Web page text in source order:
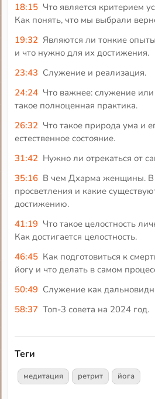
18:15 Что является критерием
Как понять, что мы выбрали
19:32 Являются ли тонкие
и что нужно для их достижения.
23:43 Служение и реализация.
24:24 Что важнее: служение
такое полноценная практика.
26:32 Что такое природа ума и
естественное состояние.
31:42 Нужно ли отрекаться от
35:16 В чем Дхарма женщины. В
просветления и какие
достижению.
41:19 Что такое целостность
Как достигается целостность.
46:45 Как подготовиться к
йогу и что делать в самом
50:49 Служение как
58:37 Топ-3 совета на 2024 год.
Теги
медитация ретрит йога